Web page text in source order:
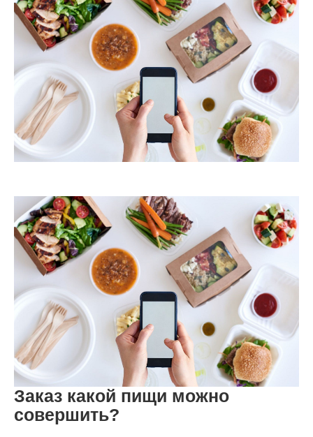
Заказ какой пищи можно
совершить?